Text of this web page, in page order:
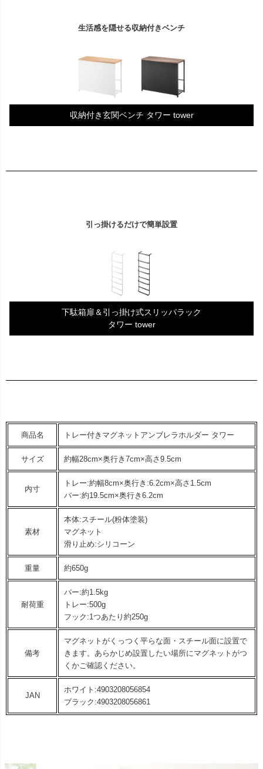
生活感を隠せる収納付きベンチ
収納付き玄関ベンチ タワー tower
引っ掛けるだけで簡単設置
下駄箱扉＆引っ掛け式スリッパラック
タワー tower
商品名 トレー付きマグネットアンブレラホルダー タワー
サイズ 約幅28cm×奥行き7cm×高さ9.5cm
内寸
トレー:約幅8cm×奥行き:6.2cm×高さ1.5cm
バー:約19.5cm×奥行き6.2cm
素材
本体:スチール(粉体塗装)
マグネット
滑り止め:シリコーン
重量 約650g
耐荷重
バー:約1.5kg
トレー:500g
フック:1つあたり約250g
備考
マグネットがくっつく平らな面・スチール面に設置で
きます。あらかじめ設置したい場所にマグネットがつ
くかご確認ください。
JAN
ホワイト:4903208056854
ブラック:4903208056861